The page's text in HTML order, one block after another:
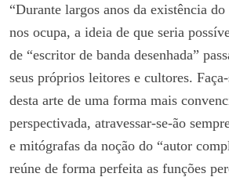
“Durante largos anos da existência
nos ocupa, a ideia de que seria
de “escritor de banda desenhada”
seus próprios leitores e cultores.
desta arte de uma forma mais
perspectivada, atravessar-se-ão
e mitógrafas da noção do “autor
reúne de forma perfeita as funções